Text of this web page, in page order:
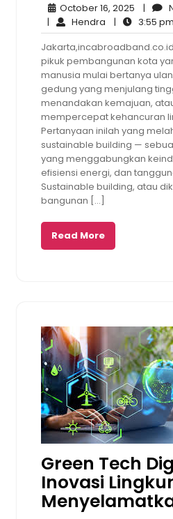
October 16, 2025 October
16,
2025
|
| Hendra Hendra
| 3:55 pm
pikuk pembangunan kota
manusia mulai bertanya
gedung yang menjulang
menandakan kemajuan,
mempercepat kehancuran
Pertanyaan inilah yang
sustainable building —
yang menggabungkan
efisiensi energi, dan
Sustainable building, atau
bangunan […]
Read More
Green Tech
Inovasi